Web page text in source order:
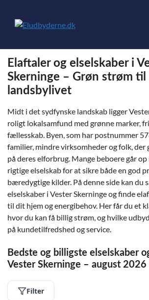
indhold
Elaftaler og elselskaber i
Skerninge – Grøn strøm til
landsbylivet
Midt i det sydfynske landskab ligger
roligt lokalsamfund med grønne marker,
fællesskab. Byen, som har postnummer
familier, mindre virksomheder og folk, der
på deres elforbrug. Mange beboere går
rigtige elselskab for at sikre både en god
bæredygtige kilder. På denne side kan du
elselskaber i Vester Skerninge og finde
til dit hjem og energibehov. Her får du et
hvor du kan få billig strøm, og hvilke
på kundetilfredshed og service.
Bedste og billigste elselskaber
Vester Skerninge – august 2026
Filter